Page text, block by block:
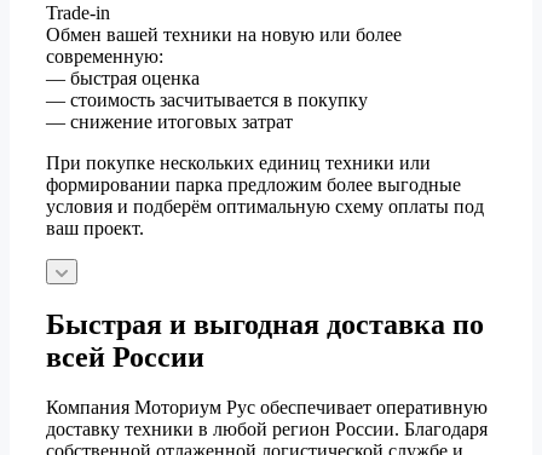
Trade-in
Обмен вашей техники на новую или более
современную:
— быстрая оценка
— стоимость засчитывается в покупку
— снижение итоговых затрат
При покупке нескольких единиц техники или
формировании парка предложим более выгодные
условия и подберём оптимальную схему оплаты под
ваш проект.
Быстрая и выгодная доставка по
всей России
Компания Моториум Рус обеспечивает оперативную
доставку техники в любой регион России. Благодаря